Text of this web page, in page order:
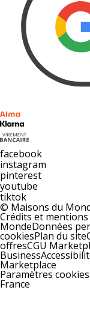
facebook
instagram
pinterest
youtube
tiktok
© Maisons du
Crédits et mentions
MondeDonnées
cookiesPlan du site
offresCGU
Business
Marketplace
Paramètres cookies
France